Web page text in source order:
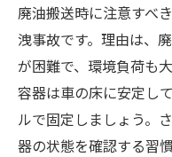
廃油搬送時に注意すべ
洩事故です。理由は、
が困難で、環境負荷も
容器は車の床に安定し
ルで固定しましょう。
器の状態を確認する習